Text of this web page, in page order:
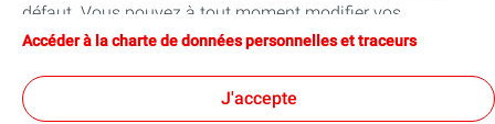
Travailler avec nous
défaut. Vous pouvez à tout moment modifier vos
paramètres de cookies en cliquant sur le bouton « Gérer
vous acceptez le dépôt de l’ensemble des cookies. Dans le
cas où vous cliquez sur « Je refuse », seuls les cookies
Accéder à la charte de données personnelles et traceurs
J'accepte